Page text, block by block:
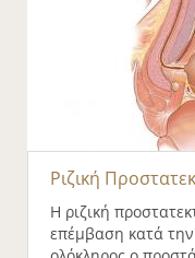
Ριζική
Η ριζική
επέμβαση κατά